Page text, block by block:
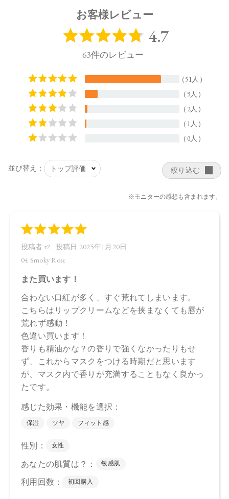
ダイマージリノール酸ダイマージリノレイル、ラウロイルグ
プリロイルグリセリン／セバシン酸）コポリマー、（ベヘン
果実油、アルガニアスピノサ核油、オプンチアフィクスイン
ジカ種子油、ヒメマツバボタンエキス、カニナバラ果実エキ
ス、センチフォリアバラ花エキス、サトザクラ花エキス、カ
ミツレ花エキス、パルミトイルトリペプチド－38、バニリル
ブチル、ヤシ脂肪酸スクロース、カプリル酸グリセリル、イ
ソステアリン酸ソルビタン（小麦由来）、エチルヘキサン酸
油、ベルガモット果実油、ニオイテンジクアオイ油、アオモ
ジ果実油、イランイラン花油、リンゴ酸、水、BG、エタノー
リンゴ酸ジイソステアリル、スクワラン、酸化チタン、酸化
ウ、酸化スズ、ホウケイ酸（Ca／Al）
【原産国】
日本
【メーカー品番】
店舗でお問い合わせの際には、下記品番をお伝え下さい。
01：4570106739877
02：4570106739884
03：4570106739891
04：4570106739907
【店舗発売日】
CosmeKitchen 2025/1/10
Biople 2025/1/10
※店舗での取り扱いや詳しい在庫状況につきましては、各店
舗にお問い合わせください。
承ください。
※通常はご注文より１～３営業日での発送となります。
商品によっては、お届けまで１～２週間かかる場合がござい
お客様レビュー